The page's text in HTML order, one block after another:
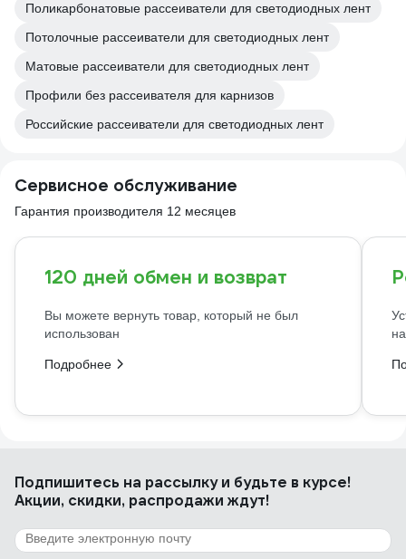
Поликарбонатовые рассеиватели для светодиодных лент
Потолочные рассеиватели для светодиодных лент
Матовые рассеиватели для светодиодных лент
Профили без рассеивателя для карнизов
Российские рассеиватели для светодиодных лент
Сервисное обслуживание
Гарантия производителя 12 месяцев
120 дней обмен и возврат
Вы можете вернуть товар, который не был
использован
Подробнее
Подпишитесь на рассылкуи будьте в курсе!
Акции, скидки, распродажи ждут!